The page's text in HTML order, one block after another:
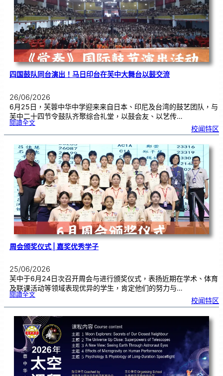
四国鼓队同台演出！马日印台在芙中大舞台以鼓交流
26/06/2026
6月25日，芙蓉中华中学迎来来自日本、印尼及台湾的鼓艺团队，与
芙中二十四节令鼓队齐聚综合礼堂，以鼓会友、以艺传…
閱讀全文:四
队
台
演
出
！
马
日
印
台
在
芙
中
大
舞
台
以
鼓
交
流
校闻特区
周会颁奖仪式 | 嘉奖优秀学子
25/06/2026
芙中于6月24日次召开周会与进行颁奖仪式，表扬近期在学术、体育
及联课活动等领域表现优异的学生，肯定他们的努力与…
閱讀全文:周
奖
式
|嘉
奖
优
秀
学
子
校闻特区